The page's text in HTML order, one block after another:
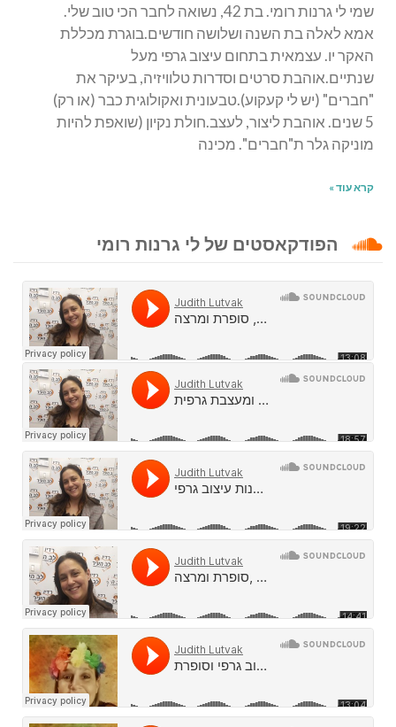
שמי לי גרנות רומי. בת 42, נשואה לחבר הכי טוב שלי.
אמא לאלה בת השנה ושלושה חודשים.בוגרת מכללת
האקר יו. עצמאית בתחום עיצוב גרפי מעל
שנתיים.אוהבת סרטים וסדרות טלוויזיה, בעיקר את
"חברים" (יש לי קעקוע).טבעונית ואקולוגית כבר (או רק)
5 שנים. אוהבת ליצור, לעצב.חולת נקיון (שואפת להיות
מוניקה גלר ת"חברים". מכינה
קרא עוד »
הפודקאסטים של לי גרנות רומי